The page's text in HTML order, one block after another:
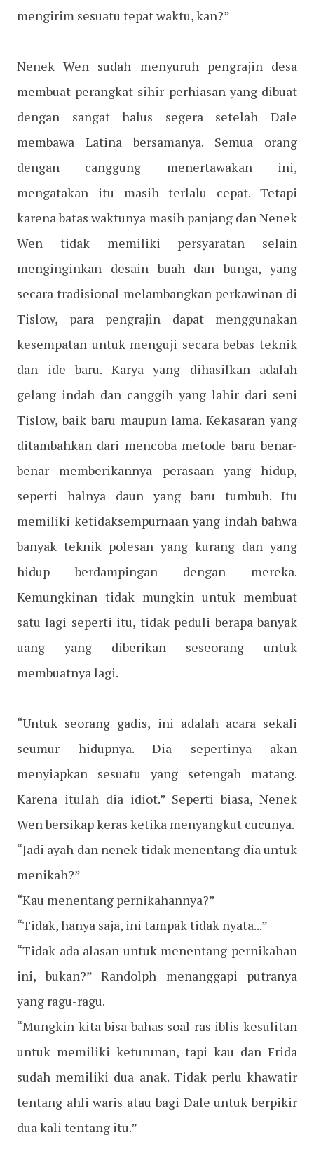
mengirim sesuatu tepat waktu, kan?”
Nenek Wen sudah menyuruh pengrajin desa
membuat perangkat sihir perhiasan yang dibuat
dengan sangat halus segera setelah Dale
membawa Latina bersamanya. Semua orang
dengan canggung menertawakan ini,
mengatakan itu masih terlalu cepat. Tetapi
karena batas waktunya masih panjang dan Nenek
Wen tidak memiliki persyaratan selain
menginginkan desain buah dan bunga, yang
secara tradisional melambangkan perkawinan di
Tislow, para pengrajin dapat menggunakan
kesempatan untuk menguji secara bebas teknik
dan ide baru. Karya yang dihasilkan adalah
gelang indah dan canggih yang lahir dari seni
Tislow, baik baru maupun lama. Kekasaran yang
ditambahkan dari mencoba metode baru benar-
benar memberikannya perasaan yang hidup,
seperti halnya daun yang baru tumbuh. Itu
memiliki ketidaksempurnaan yang indah bahwa
banyak teknik polesan yang kurang dan yang
hidup berdampingan dengan mereka.
Kemungkinan tidak mungkin untuk membuat
satu lagi seperti itu, tidak peduli berapa banyak
uang yang diberikan seseorang untuk
membuatnya lagi.
“Untuk seorang gadis, ini adalah acara sekali
seumur hidupnya. Dia sepertinya akan
menyiapkan sesuatu yang setengah matang.
Karena itulah dia idiot.” Seperti biasa, Nenek
Wen bersikap keras ketika menyangkut cucunya.
“Jadi ayah dan nenek tidak menentang dia untuk
menikah?”
“Kau menentang pernikahannya?”
“Tidak, hanya saja, ini tampak tidak nyata...”
“Tidak ada alasan untuk menentang pernikahan
ini, bukan?” Randolph menanggapi putranya
yang ragu-ragu.
“Mungkin kita bisa bahas soal ras iblis kesulitan
untuk memiliki keturunan, tapi kau dan Frida
sudah memiliki dua anak. Tidak perlu khawatir
tentang ahli waris atau bagi Dale untuk berpikir
dua kali tentang itu.”